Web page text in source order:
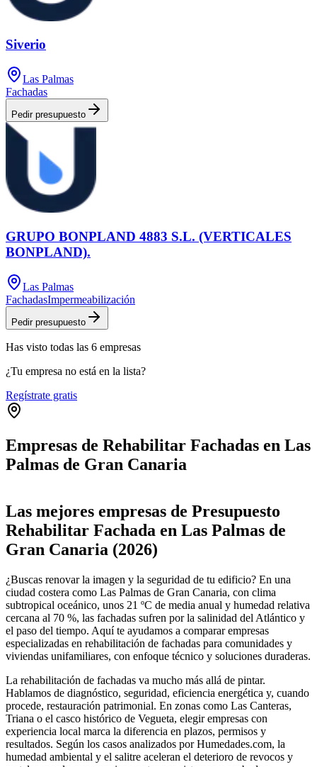
Siverio
Las Palmas
Fachadas
Pedir presupuesto
GRUPO BONPLAND 4883 S.L. (VERTICALES
BONPLAND).
Las Palmas
FachadasImpermeabilización
Pedir presupuesto
Has visto todas las 6 empresas
¿Tu empresa no está en la lista?
Regístrate gratis
Empresas de Rehabilitar Fachadas en Las
Palmas de Gran Canaria
+
−
Las mejores empresas de Presupuesto
Rehabilitar Fachada en Las Palmas de
Gran Canaria (2026)
¿Buscas renovar la imagen y la seguridad de tu edificio? En una
ciudad costera como Las Palmas de Gran Canaria, con clima
subtropical oceánico, unos 21 ºC de media anual y humedad relativa
cercana al 70 %, las fachadas sufren por la salinidad del Atlántico y
el paso del tiempo. Aquí te ayudamos a comparar empresas
especializadas en rehabilitación de fachadas para comunidades y
viviendas unifamiliares, con enfoque técnico y soluciones duraderas.
La rehabilitación de fachadas va mucho más allá de pintar.
Hablamos de diagnóstico, seguridad, eficiencia energética y, cuando
procede, restauración patrimonial. En zonas como Las Canteras,
Triana o el casco histórico de Vegueta, elegir empresas con
experiencia local marca la diferencia en plazos, permisos y
resultados. Según los casos analizados por Humedades.com, la
humedad ambiental y el salitre aceleran el deterioro de revocos y